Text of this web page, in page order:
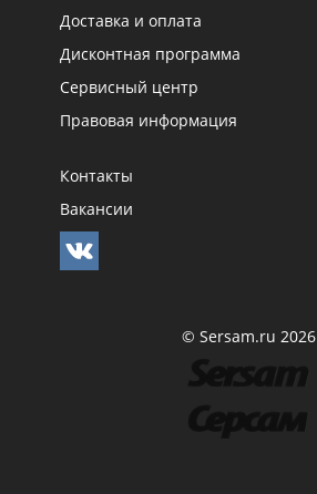
Доставка и оплата
Дисконтная программа
Сервисный центр
Правовая информация
Контакты
Вакансии
© Sersam.ru 2026